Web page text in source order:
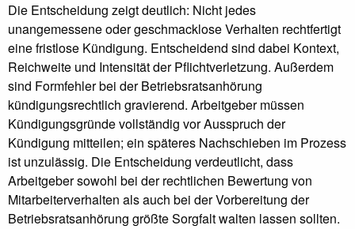
Die Entscheidung zeigt deutlich: Nicht jedes
unangemessene oder geschmacklose Verhalten rechtfertigt
eine fristlose Kündigung. Entscheidend sind dabei Kontext,
Reichweite und Intensität der Pflichtverletzung. Außerdem
sind Formfehler bei der Betriebsratsanhörung
kündigungsrechtlich gravierend. Arbeitgeber müssen
Kündigungsgründe vollständig vor Ausspruch der
Kündigung mitteilen; ein späteres Nachschieben im Prozess
ist unzulässig. Die Entscheidung verdeutlicht, dass
Arbeitgeber sowohl bei der rechtlichen Bewertung von
Mitarbeiterverhalten als auch bei der Vorbereitung der
Betriebsratsanhörung größte Sorgfalt walten lassen sollten.